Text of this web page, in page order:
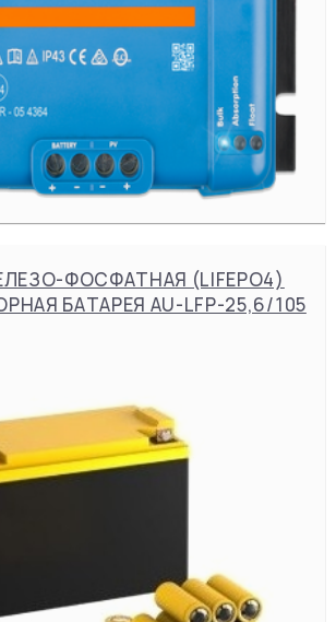
ФОСФАТНАЯ (LIFEPO4)
БАТАРЕЯ AU-LFP-25,6/105